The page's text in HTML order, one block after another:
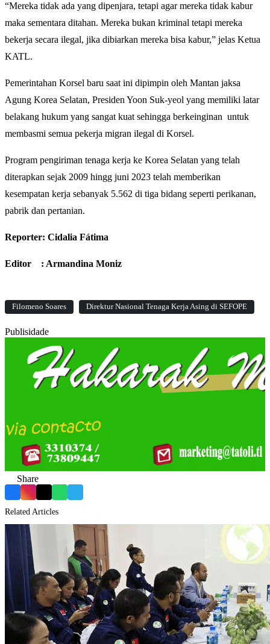
“Mereka tidak ada yang dipenjara, tetapi agar mereka tidak kabur
maka sementara ditahan. Mereka bukan kriminal tetapi mereka
bekerja secara ilegal, jika dibiarkan mereka bisa kabur,” jelas Ketua
KATL.
Pemerintahan Korsel baru saat ini dipimpin oleh Mantan jaksa
Agung Korea Selatan, Presiden Yoon Suk-yeol yang memiliki latar
belakang hukum yang sangat kuat sehingga berkeinginan untuk
membasmi semua pekerja migran ilegal di Korsel.
Program pengiriman tenaga kerja ke Korea Selatan yang telah
diterapkan sejak 2009 hingg juni 2023 telah memberikan
kesempatan kerja sebanyak 5.562 di tiga bidang seperti perikanan,
pabrik dan pertanian.
Reporter: Cidalia Fátima
Editor : Armandina Moniz
Filomeno Soares Direktur Nasional Tenaga Kerja Asing di SEFOPE
Publisidade
Share
FacebookInstagram
Related Articles